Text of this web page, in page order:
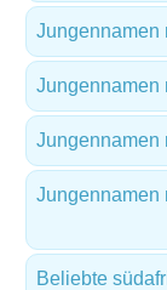
Jungennamen
Jungennamen
Jungennamen
Jungennamen
Beliebte